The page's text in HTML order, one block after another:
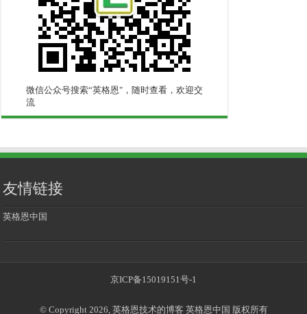
微信公众号搜索“英格恩"，随时查看，欢迎交
流
友情链接
英格恩中国
京ICP备15019151号-1
© Copyright 2026, 英格恩技术的博客 英格恩中国 版权所有